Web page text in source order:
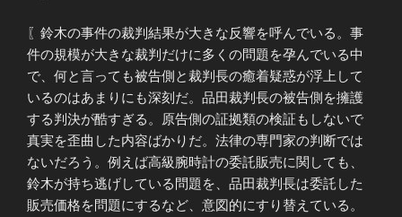
〖鈴木の事件の裁判結果が大きな反響を呼んでいる。事
件の規模が大きな裁判だけに多くの問題を孕んでいる中
で、何と言っても被告側と裁判長の癒着疑惑が浮上して
いるのはあまりにも深刻だ。品田裁判長の被告側を擁護
する判決が酷すぎる。原告側の証拠類の検証もしないで
真実を歪曲した内容ばかりだ。法律の専門家の判断では
ないだろう。例えば高級腕時計の委託販売に関しても、
鈴木が持ち逃げしている問題を、品田裁判長は委託した
販売価格を問題にするなど、意図的にすり替えている。